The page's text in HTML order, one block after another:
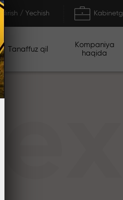
/ Yechish
Tanaffuz qil
Kompaniya
haqida